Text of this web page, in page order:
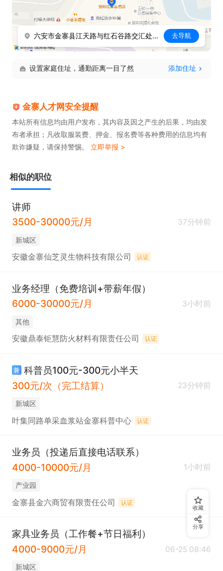
六安市金寨县江天路与红石谷路交汇处金寨一中对面 去导航
设置家庭住址，通勤距离一目了然 添加住址
金寨人才网安全提醒
本站所有信息均由用户发布，其内容及因之产生的后果，均由发
布者承担；凡收取服装费、押金、报名费等各种费用的信息均有
欺诈嫌疑，请保持警惕。 立即举报 >
相似的职位
讲师
3500-30000元/月
37分钟前
新城区
安徽金寨仙芝灵生物科技有限公司 认证
业务经理（免费培训+带薪年假）
6000-30000元/月
3小时前
其他
安徽鼎泰钜慧防火材料有限责任公司 认证
兼 科普员100元-300元小半天
300元/次（完工结算）
23分钟前
新城区
叶集同路单采血浆站金寨科普中心 认证
业务员（投递后直接电话联系）
4000-10000元/月
1小时前
产业园
金寨县金六商贸有限责任公司 认证
家具业务员（工作餐+节日福利）
4000-9000元/月
06-25 08:46
新城区
收藏
分享